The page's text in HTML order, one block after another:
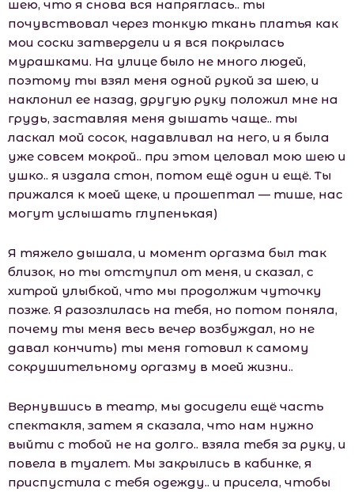
шею, что я снова вся напряглась.. ты
почувствовал через тонкую ткань платья как
мои соски затвердели и я вся покрылась
мурашками. На улице было не много людей,
поэтому ты взял меня одной рукой за шею, и
наклонил ее назад, другую руку положил мне на
грудь, заставляя меня дышать чаще.. ты
ласкал мой сосок, надавливал на него, и я была
уже совсем мокрой.. при этом целовал мою шею и
ушко.. я издала стон, потом ещё один и ещё. Ты
прижался к моей щеке, и прошептал — тише, нас
могут услышать глупенькая)
Я тяжело дышала, и момент оргазма был так
близок, но ты отступил от меня, и сказал, с
хитрой улыбкой, что мы продолжим чуточку
позже. Я разозлилась на тебя, но потом поняла,
почему ты меня весь вечер возбуждал, но не
давал кончить) ты меня готовил к самому
сокрушительному оргазму в моей жизни..
Вернувшись в театр, мы досидели ещё часть
спектакля, затем я сказала, что нам нужно
выйти с тобой не на долго.. взяла тебя за руку, и
повела в туалет. Мы закрылись в кабинке, я
приспустила с тебя одежду.. и присела, чтобы